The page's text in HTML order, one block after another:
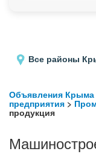
Все районы
Объявления Крыма
предприятия >
продукция